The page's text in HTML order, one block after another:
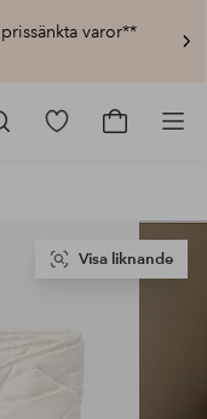
varor**
Gå
Gå
Visa liknande